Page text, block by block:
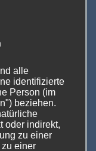
für den
und ein
Watte, die
Metall und
alle
identifizierte
Person (im
beziehen.
oder indirekt,
zu einer
einer